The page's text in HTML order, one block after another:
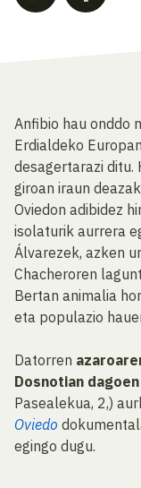
Anfibio hau onddo
Erdialdeko
desagertarazi ditu.
giroan iraun
Oviedon adibidez
isolaturik aurrera
Álvarezek, azken
Chacheroren
Bertan animalia
eta populazio
Datorren
Dosnotian
Pasealekua, 2,)
Oviedo
egingo dugu.